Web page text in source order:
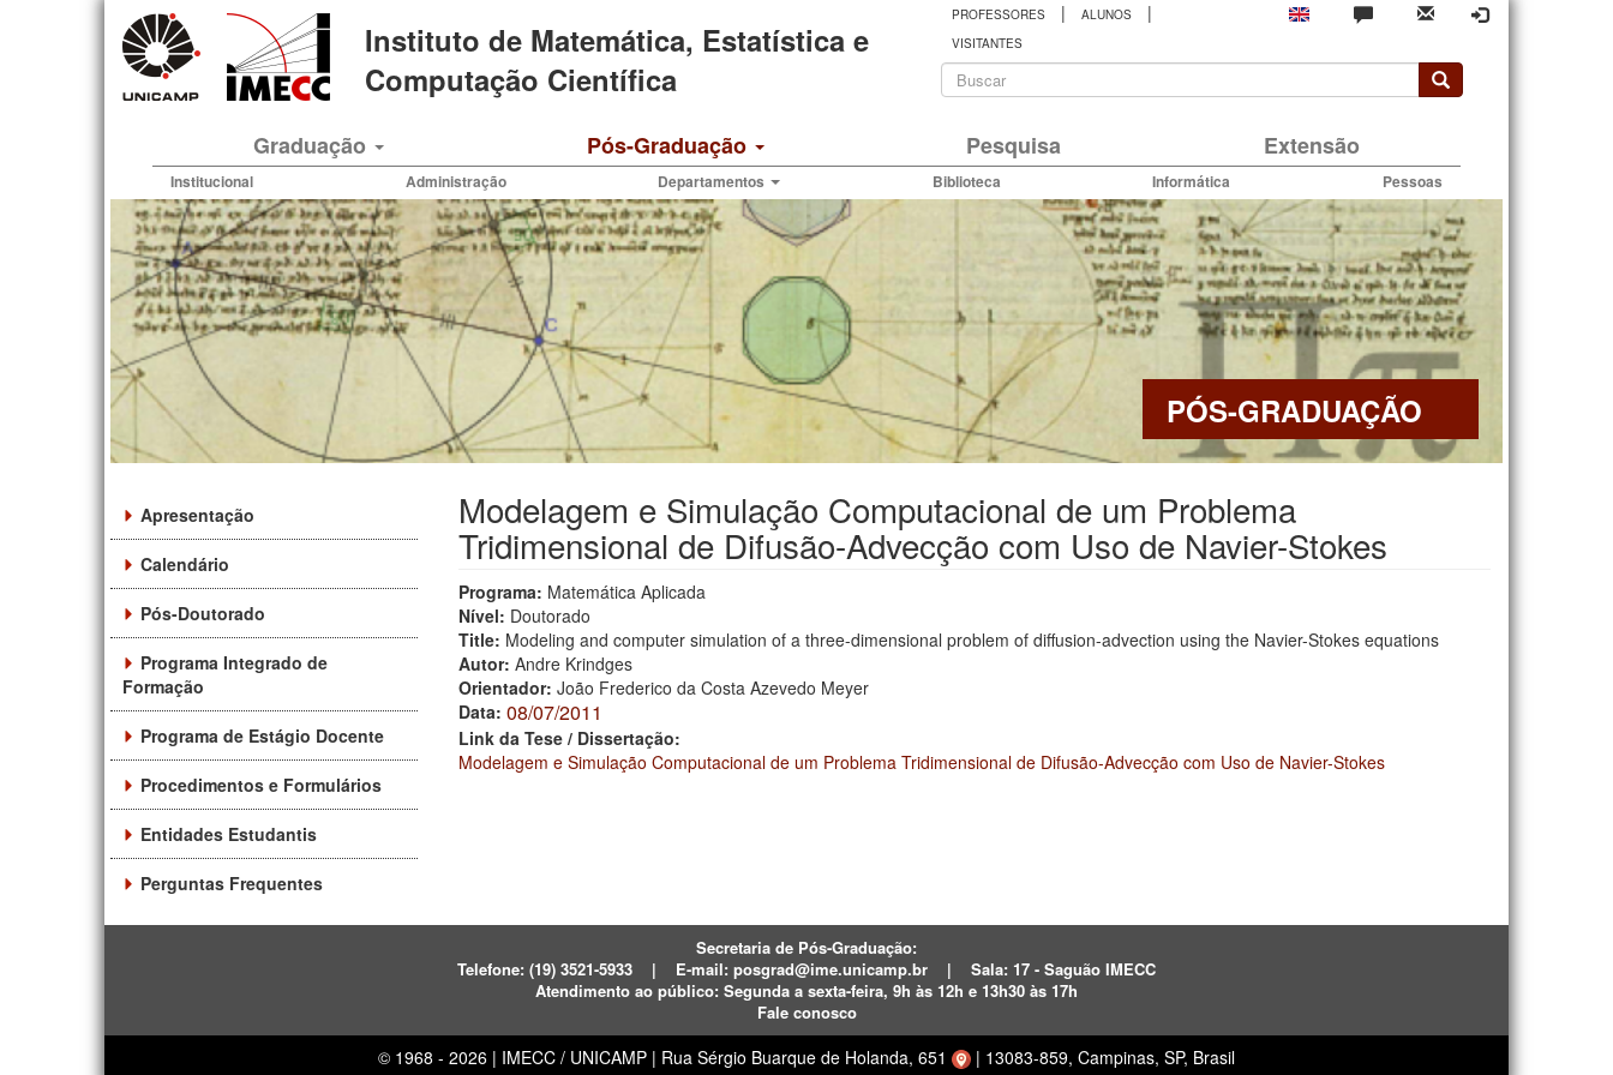
Instituto de Matemática, Estatística e
Computação Científica
PROFESSORES | ALUNOS |
VISITANTES
Formulário
busca
Graduação Pós-Graduação Pesquisa Extensão
Institucional Administração Departamentos Biblioteca Informática Pessoas
PÓS-GRADUAÇÃO
Apresentação
Calendário
Pós-Doutorado
Programa Integrado de
Formação
Programa de Estágio Docente
Procedimentos e Formulários
Entidades Estudantis
Perguntas Frequentes
Modelagem e Simulação Computacional de um Problema
Tridimensional de Difusão-Advecção com Uso de Navier-Stokes
Programa: Matemática Aplicada
Nível: Doutorado
Title: Modeling and computer simulation of a three-dimensional problem of diffusion-advection using the Navier-Stokes equations
Autor: Andre Krindges
Orientador: João Frederico da Costa Azevedo Meyer
Data: 08/07/2011
Link da Tese / Dissertação:
Modelagem e Simulação Computacional de um Problema Tridimensional de Difusão-Advecção com Uso de Navier-Stokes
Secretaria de Pós-Graduação:
Telefone: (19) 3521-5933 | E-mail: posgrad@ime.unicamp.br |
Sala: 17 - Saguão IMECC
Atendimento ao público: Segunda a sexta-feira, 9h às 12h e 13h30 às 17h
Fale conosco
© 1968 - 2026 | IMECC / UNICAMP | Rua Sérgio Buarque de Holanda, 651 | 13083-859, Campinas, SP, Brasil